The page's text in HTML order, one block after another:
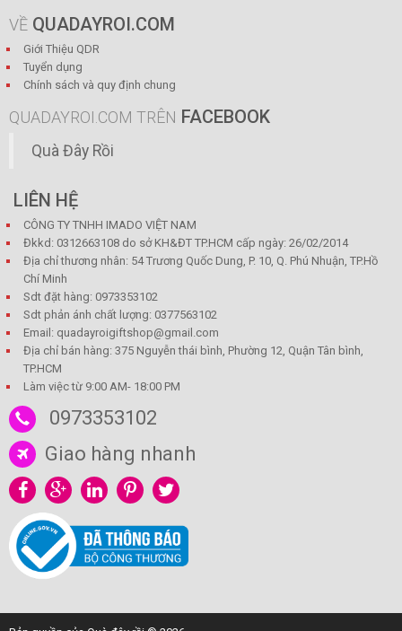
VỀ QUADAYROI.COM
Giới Thiệu QDR
Tuyển dụng
Chính sách và quy định chung
QUADAYROI.COM TRÊN FACEBOOK
Quà Đây Rồi
LIÊN HỆ
CÔNG TY TNHH IMADO VIỆT NAM
Đkkd: 0312663108 do sở KH&ĐT TP.HCM cấp ngày: 26/02/2014
Địa chỉ thương nhân: 54 Trương Quốc Dung, P. 10, Q. Phú Nhuận, TP.Hồ
Chí Minh
Sdt đặt hàng: 0973353102
Sdt phản ánh chất lượng: 0377563102
Email: quadayroigiftshop@gmail.com
Địa chỉ bán hàng: 375 Nguyễn thái bình, Phường 12, Quận Tân bình,
TP.HCM
Làm việc từ 9:00 AM- 18:00 PM
0973353102
Giao hàng nhanh